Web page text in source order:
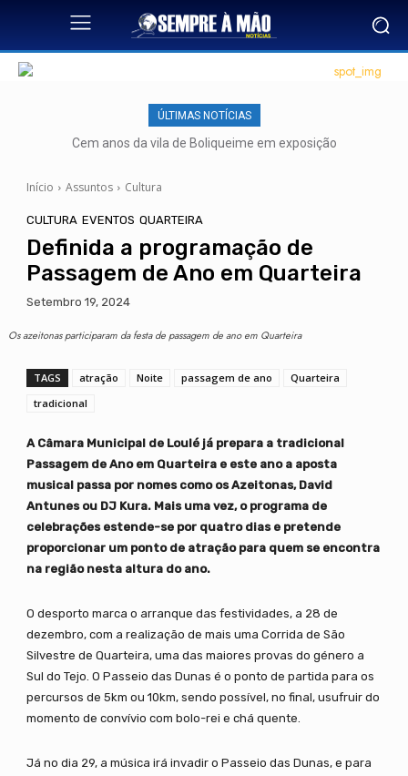
ÚLTIMAS NOTÍCIAS
Cem anos da vila de Boliqueime em exposição
Início Assuntos Cultura
CULTURA EVENTOS QUARTEIRA
Definida a programação de
Passagem de Ano em Quarteira
Setembro 19, 2024
Os azeitonas participaram da festa de passagem de ano em Quarteira
TAGS atração Noite passagem de ano
Quarteira
tradicional
A Câmara Municipal de Loulé já prepara a tradicional
Passagem de Ano em Quarteira e este ano a aposta
musical passa por nomes como os Azeitonas, David
Antunes ou DJ Kura. Mais uma vez, o programa de
celebrações estende-se por quatro dias e pretende
proporcionar um ponto de atração para quem se encontra
na região nesta altura do ano.
O desporto marca o arranque das festividades, a 28 de
dezembro, com a realização de mais uma Corrida de São
Silvestre de Quarteira, uma das maiores provas do género a
Sul do Tejo. O Passeio das Dunas é o ponto de partida para os
percursos de 5km ou 10km, sendo possível, no final, usufruir do
momento de convívio com bolo-rei e chá quente.
Já no dia 29, a música irá invadir o Passeio das Dunas, e para